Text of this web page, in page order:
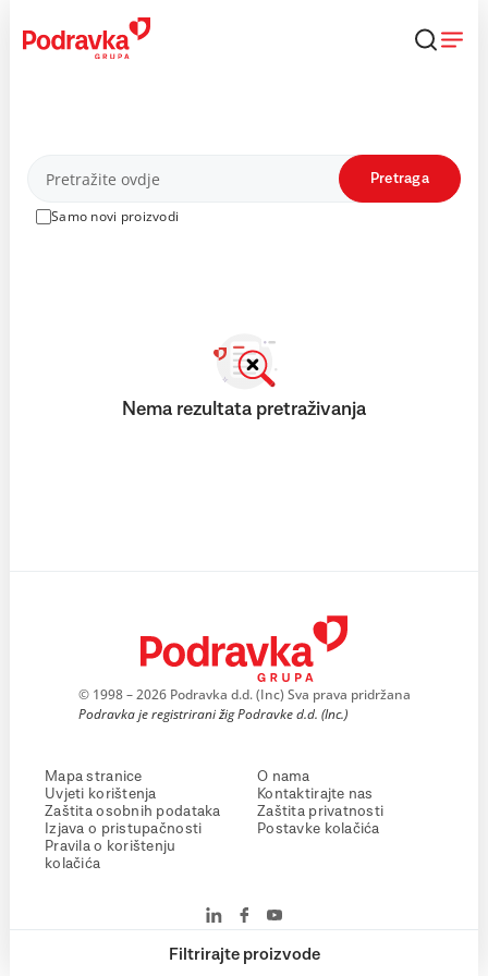
content
Proizvodi
Samo novi proizvodi
Pretraga
Filtrirajte proizvode
Nema rezultata pretraživanja
© 1998 – 2026 Podravka d.d. (Inc) Sva prava pridržana
Podravka je registrirani žig Podravke d.d. (Inc.)
Mapa stranice
Uvjeti korištenja
Zaštita osobnih podataka
Izjava o pristupačnosti
Pravila o korištenju
kolačića
O nama
Kontaktirajte nas
Zaštita privatnosti
Postavke kolačića